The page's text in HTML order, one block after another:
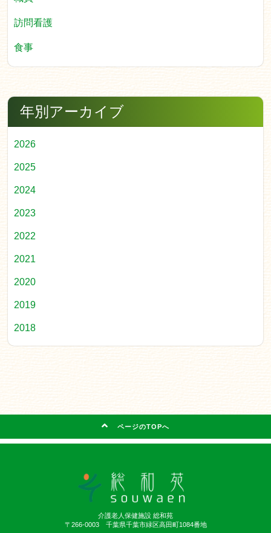
訪問看護
食事
年別アーカイブ
2026
2025
2024
2023
2022
2021
2020
2019
2018
ページのTOPへ
介護老人保健施設 総和苑
〒266-0003 千葉県千葉市緑区高田町1084番地